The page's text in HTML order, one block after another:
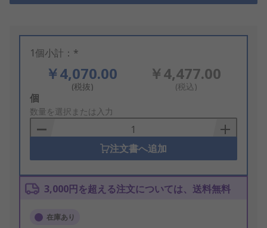
1個小計：*
￥4,070.00
(税抜)
￥4,477.00
(税込)
Add
to
Basket
個
数量を選択または入力
注文書へ追加
3,000円を超える注文については、送料無料
在庫あり